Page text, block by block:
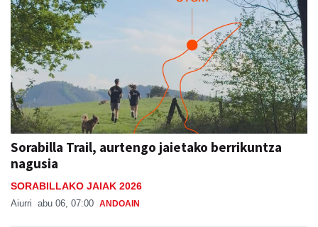
Sorabilla Trail, aurtengo jaietako berrikuntza
nagusia
SORABILLAKO JAIAK 2026
Aiurri abu 06, 07:00 ANDOAIN